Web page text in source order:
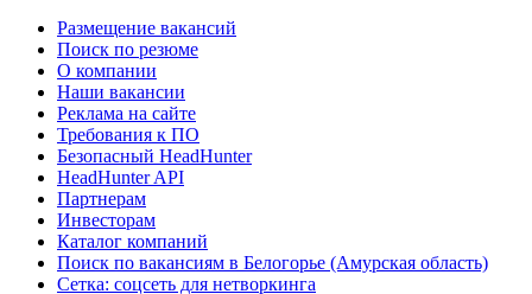
Размещение вакансий
Поиск по резюме
О компании
Наши вакансии
Реклама на сайте
Требования к ПО
Безопасный HeadHunter
HeadHunter API
Партнерам
Инвесторам
Каталог компаний
Поиск по вакансиям в Белогорье (Амурская область)
Сетка: соцсеть для нетворкинга